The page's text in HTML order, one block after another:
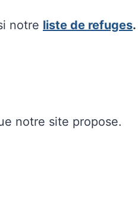
notre liste de refuges.
notre site propose.